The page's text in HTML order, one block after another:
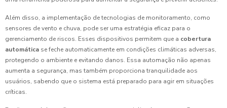
Além disso, a implementação de tecnologias de monitoramento, como
sensores de vento e chuva, pode ser uma estratégia eficaz para o
gerenciamento de riscos. Esses dispositivos permitem que a cobertura
automática se feche automaticamente em condições climáticas adversas,
protegendo o ambiente e evitando danos. Essa automação não apenas
aumenta a segurança, mas também proporciona tranquilidade aos
usuários, sabendo que o sistema está preparado para agir em situações
críticas.